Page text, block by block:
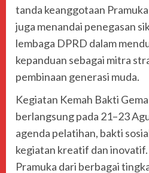
tanda keanggotaan
juga menandai penegasan
lembaga DPRD dalam
kepanduan sebagai mitra
pembinaan generasi muda.
Kegiatan Kemah Bakti
berlangsung pada 21–23
agenda pelatihan, bakti
kegiatan kreatif dan
Pramuka dari berbagai